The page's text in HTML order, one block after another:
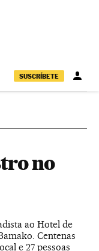
SUSCRÍBETE
no
ao Hotel de
Centenas
e 27 pessoas